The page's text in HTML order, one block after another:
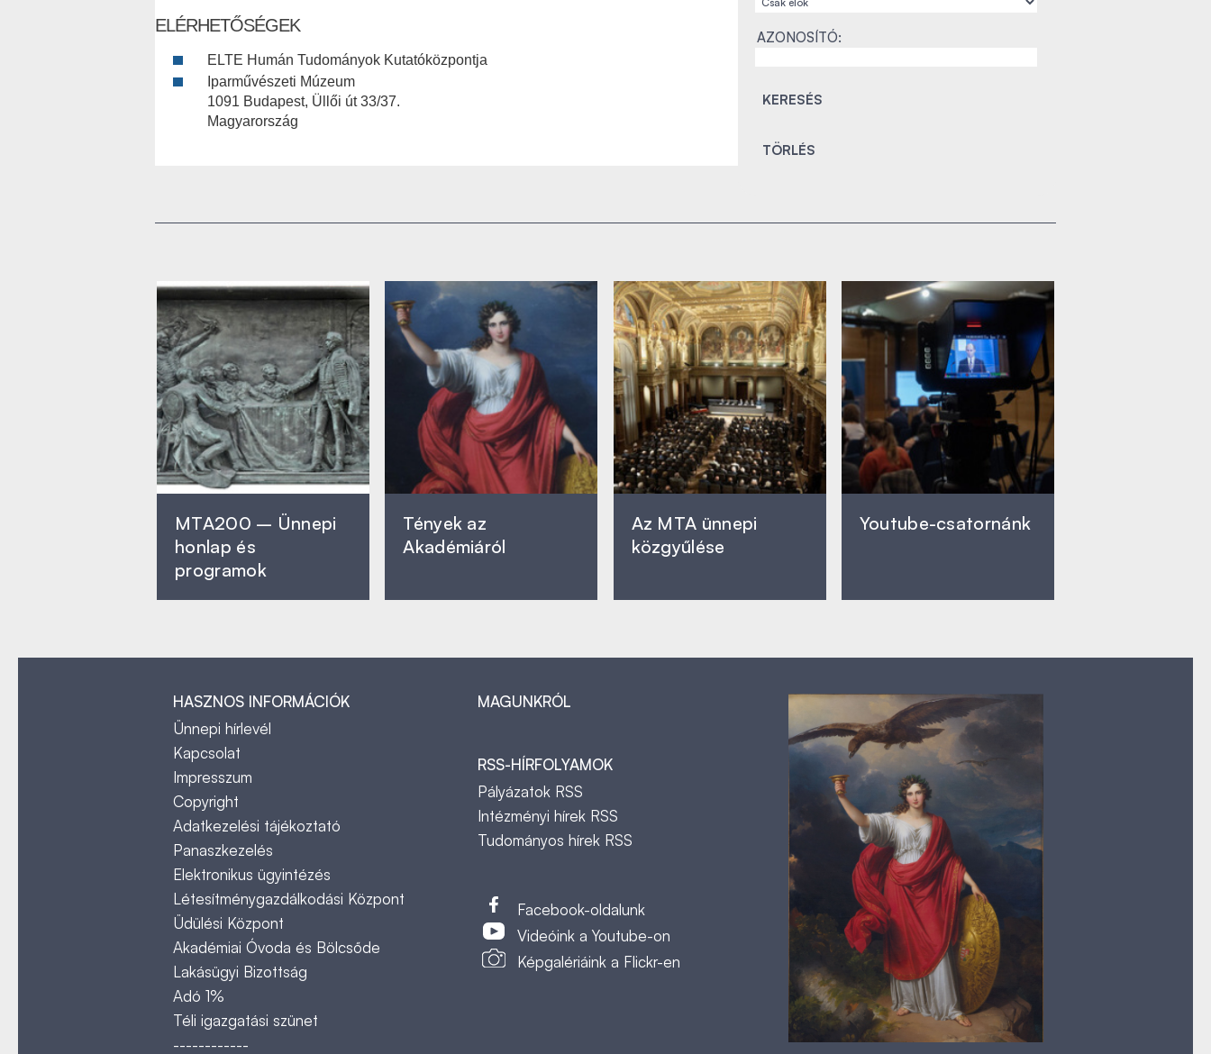
ELÉRHETŐSÉGEK
ELTE Humán Tudományok Kutatóközpontja
Iparművészeti Múzeum
1091 Budapest, Üllői út 33/37.
Magyarország
AZONOSÍTÓ:
MTA200 – Ünnepi
honlap és
programok
Tények az
Akadémiáról
Az MTA ünnepi
közgyűlése
Youtube-csatornánk
HASZNOS INFORMÁCIÓK
Ünnepi hírlevél
Kapcsolat
Impresszum
Copyright
Adatkezelési tájékoztató
Panaszkezelés
Elektronikus ügyintézés
Létesítménygazdálkodási Központ
Üdülési Központ
Akadémiai Óvoda és Bölcsőde
Lakásügyi Bizottság
Adó 1%
Téli igazgatási szünet
------------
MAGUNKRÓL
RSS-HÍRFOLYAMOK
Pályázatok RSS
Intézményi hírek RSS
Tudományos hírek RSS
Facebook-oldalunk
Videóink a Youtube-on
Képgalériáink a Flickr-en